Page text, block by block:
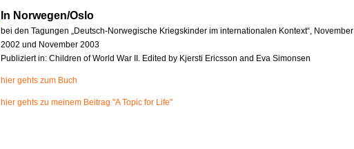
In Norwegen/Oslo
bei den Tagungen „Deutsch-Norwegische Kriegskinder im internationalen Kontext“, November
2002 und November 2003
Publiziert in: Children of World War II. Edited by Kjersti Ericsson and Eva Simonsen
hier gehts zum Buch
hier gehts zu meinem Beitrag "A Topic for Life"